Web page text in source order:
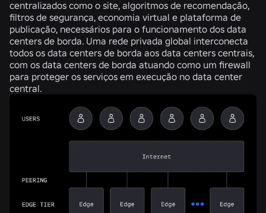
centralizados como o site, algoritmos de recomendação,
filtros de segurança, economia virtual e plataforma de
publicação, necessários para o funcionamento dos data
centers de borda. Uma rede privada global interconecta
todos os data centers de borda aos data centers centrais,
com os data centers de borda atuando como um firewall
para proteger os serviços em execução no data center
central.